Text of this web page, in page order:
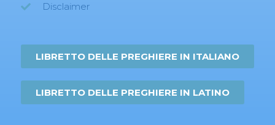
Disclaimer
LIBRETTO DELLE PREGHIERE IN ITALIANO
LIBRETTO DELLE PREGHIERE IN LATINO